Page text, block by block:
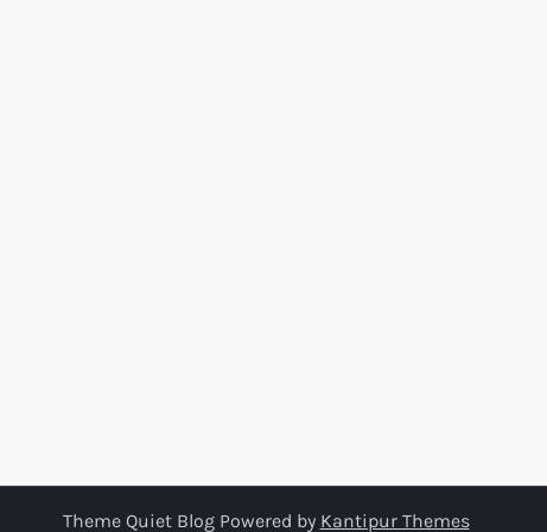
Theme Quiet Blog Powered by Kantipur Themes